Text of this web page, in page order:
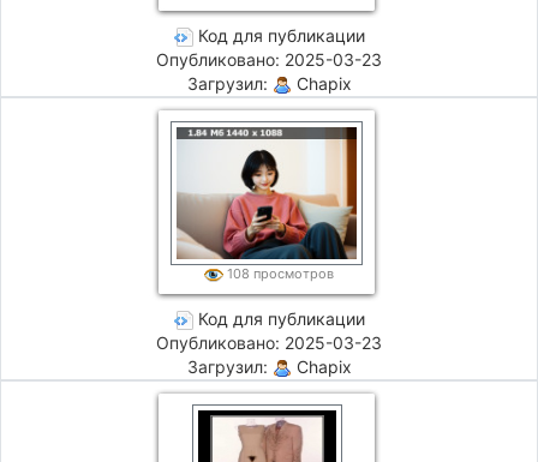
Код для публикации
Опубликовано: 2025-03-23
Загрузил:
Chapix
108 просмотров
Код для публикации
Опубликовано: 2025-03-23
Загрузил:
Chapix